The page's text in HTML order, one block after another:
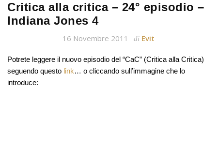
Critica alla critica – 24° episodio –
Indiana Jones 4
16 Novembre 2011 di Evit
Potrete leggere il nuovo episodio del “CaC” (Critica alla Critica)
seguendo questo link… o cliccando sull’immagine che lo
introduce: